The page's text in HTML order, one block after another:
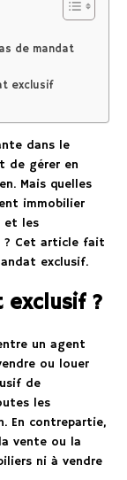
de mandat
exclusif
dans le
de gérer en
Mais quelles
immobilier
et les
? Cet article fait
exclusif.
exclusif ?
un agent
ou louer
de
les
En contrepartie,
vente ou la
ni à vendre